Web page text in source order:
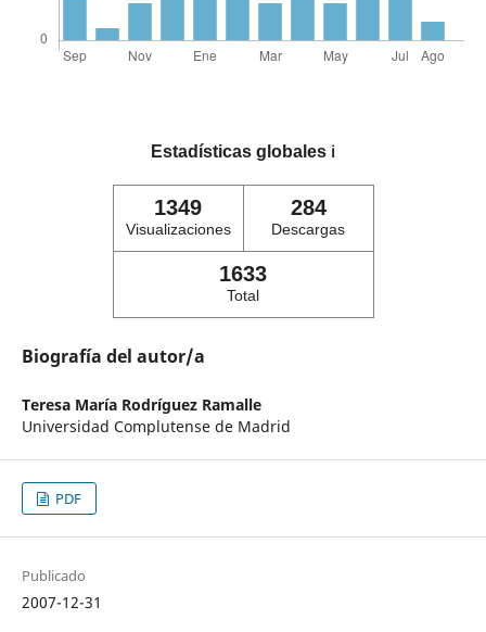
Estadísticas globales ℹ️
1349
Visualizaciones
284
Descargas
1633
Total
Biografía del autor/a
Teresa María Rodríguez Ramalle
Universidad Complutense de Madrid
PDF
Publicado
2007-12-31